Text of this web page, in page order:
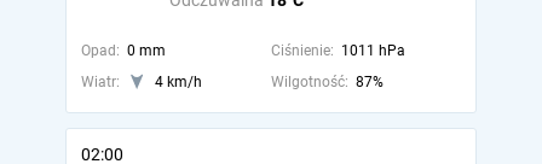
Opad: 0 mm Ciśnienie: 1011 hPa
Wiatr:
4 km/h Wilgotność: 87%
02:00